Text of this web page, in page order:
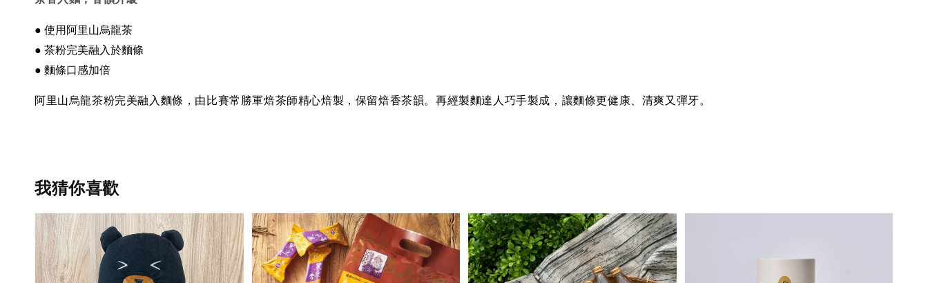
● 使用阿里山烏龍茶
● 茶粉完美融入於麵條
● 麵條口感加倍
阿里山烏龍茶粉完美融入麵條，由比賽常勝軍焙茶師精心焙製，保留焙香茶韻。再經製麵達人巧手製成，讓麵條更健康、清爽又彈牙。
我猜你喜歡